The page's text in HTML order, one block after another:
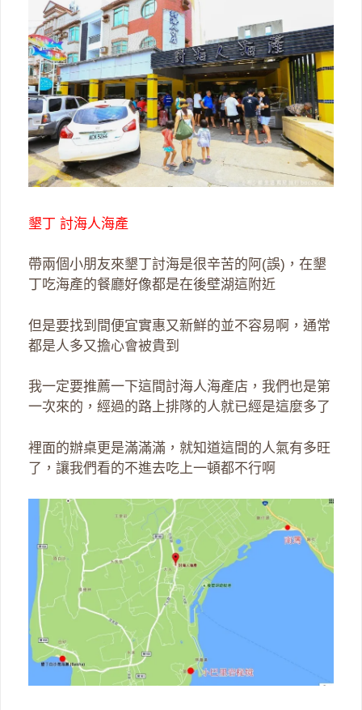
墾丁 討海人海產
帶兩個小朋友來墾丁討海是很辛苦的阿(誤)，在墾
丁吃海產的餐廳好像都是在後壁湖這附近
但是要找到間便宜實惠又新鮮的並不容易啊，通常
都是人多又擔心會被貴到
我一定要推薦一下這間討海人海產店，我們也是第
一次來的，經過的路上排隊的人就已經是這麼多了
裡面的辦桌更是滿滿滿，就知道這間的人氣有多旺
了，讓我們看的不進去吃上一頓都不行啊